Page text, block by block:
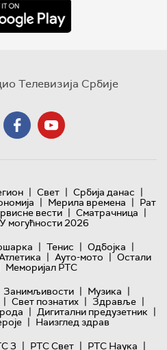
Телевизија Србије
| Свет | Србија данас |
| Мерила времена | Рат
вести | Сматрачница |
могућности 2026
| Тенис | Одбојка |
| Ауто-мото | Остали
Меморијал РТС
Занимљивости | Музика |
| Свет познатих | Здравље |
| Дигитални предузетник |
| Наизглед здрав
3 | РТС Свет | РТС Наука |